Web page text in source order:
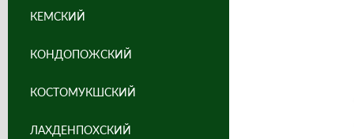
КЕМСКИЙ
КОНДОПОЖСКИЙ
КОСТОМУКШСКИЙ
ЛАХДЕНПОХСКИЙ